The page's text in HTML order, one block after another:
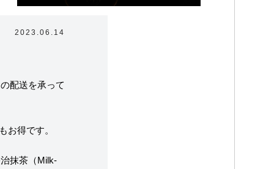
リアについて
の取り組み
2023.06.14
配送を承って
お得です。
抹茶（Milk-